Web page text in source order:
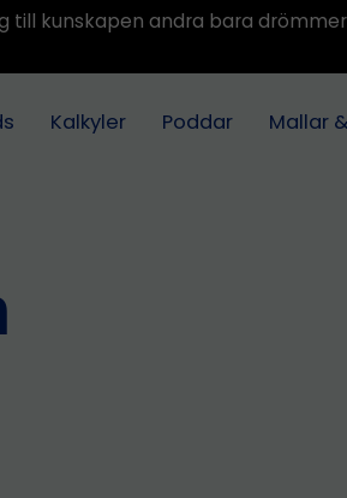
till kunskapen andra bara
Kalkyler Poddar Mallar